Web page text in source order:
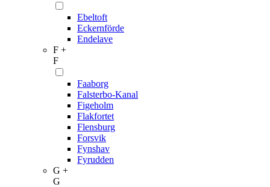
Ebeltoft
Eckernförde
Endelave
F +
F
Faaborg
Falsterbo-Kanal
Figeholm
Flakfortet
Flensburg
Forsvik
Fynshav
Fyrudden
G +
G